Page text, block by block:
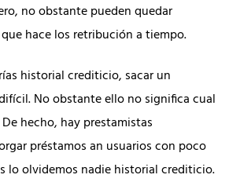
no obstante pueden quedar
hace los retribución a tiempo.
historial crediticio, sacar un
No obstante ello no significa cual
hecho, hay prestamistas
préstamos an usuarios con poco
lo olvidemos nadie historial crediticio.